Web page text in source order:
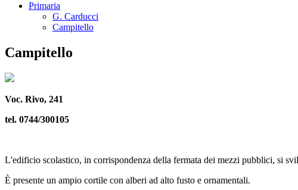
Primaria
G. Carducci
Campitello
Campitello
Voc. Rivo, 241
tel. 0744/300105
L'edificio scolastico, in corrispondenza della fermata dei mezzi pubblici, si
È presente un ampio cortile con alberi ad alto fusto e ornamentali.